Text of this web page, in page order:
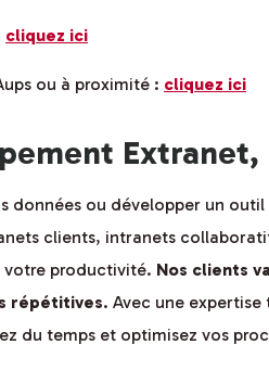
cliquez ici
ou à proximité : cliquez ici
données ou développer un
clients, intranets
votre productivité. Nos clients
répétitives. Avec une
du temps et optimisez vos